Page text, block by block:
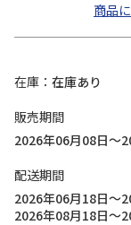
商品
在庫
在庫あり
販売期間
2026年06月08日～
配送期間
2026年06月18日～
2026年08月18日～